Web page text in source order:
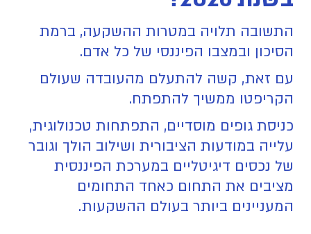
התשובה תלויה במטרות ההשקעה, ברמת
הסיכון ובמצבו הפיננסי של כל אדם.
עם זאת, קשה להתעלם מהעובדה שעולם
הקריפטו ממשיך להתפתח.
כניסת גופים מוסדיים, התפתחות טכנולוגית,
עלייה במודעות הציבורית ושילוב הולך וגובר
של נכסים דיגיטליים במערכת הפיננסית
מציבים את התחום כאחד התחומים
המעניינים ביותר בעולם ההשקעות.